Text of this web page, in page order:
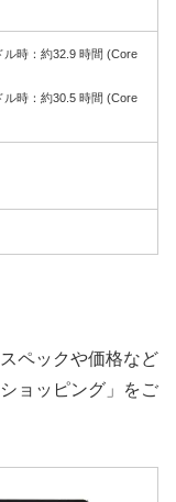
時：約32.9 時間 (Core
時：約30.5 時間 (Core
ペックや価格など
ョッピング」をご